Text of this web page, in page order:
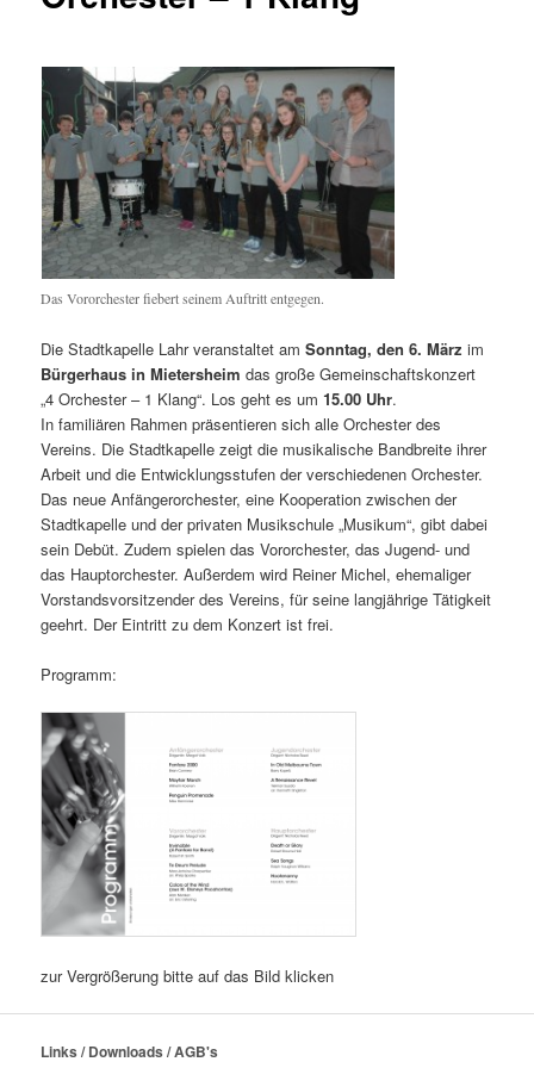
Das Vororchester fiebert seinem Auftritt entgegen.
Die Stadtkapelle Lahr veranstaltet amSonntag, den 6. März im
Bürgerhaus in Mietersheim das große Gemeinschaftskonzert
„4 Orchester – 1 Klang“. Los geht es um15.00 Uhr.
In familiären Rahmen präsentieren sich alle Orchester des
Vereins. Die Stadtkapelle zeigt die musikalische Bandbreite ihrer
Arbeit und die Entwicklungsstufen der verschiedenen Orchester.
Das neue Anfängerorchester, eine Kooperation zwischen der
Stadtkapelle und der privaten Musikschule „Musikum“, gibt dabei
sein Debüt. Zudem spielen das Vororchester, das Jugend- und
das Hauptorchester. Außerdem wird Reiner Michel, ehemaliger
Vorstandsvorsitzender des Vereins, für seine langjährige Tätigkeit
geehrt. Der Eintritt zu dem Konzert ist frei.
Programm:
zur Vergrößerung bitte auf das Bild klicken
Links / Downloads / AGB's